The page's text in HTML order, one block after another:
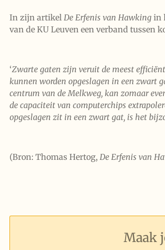
In zijn artikel De Erfenis van Hawking in
van de KU Leuven een verband tussen
‘Zwarte gaten zijn veruit de meest
kunnen worden opgeslagen in een zwart
centrum van de Melkweg, kan zomaar
de capaciteit van computerchips
opgeslagen zit in een zwart gat, is het
(Bron: Thomas Hertog, De Erfenis van
Maak